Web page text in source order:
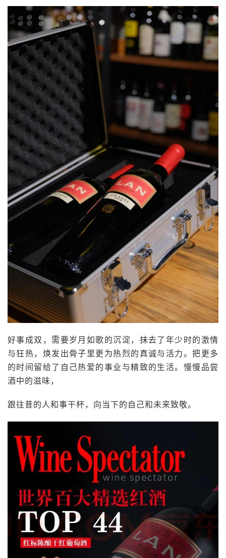
好事成双，需要岁月如歌的沉淀，抹去了年少时的激情
与狂热，焕发出骨子里更为热烈的真诚与活力。把更多
的时间留给了自己热爱的事业与精致的生活。慢慢品尝
酒中的滋味，
跟往昔的人和事干杯，向当下的自己和未来致敬。